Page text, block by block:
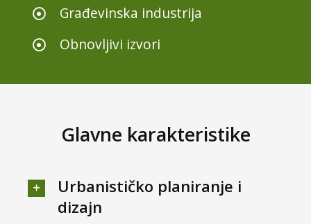
Građevinska industrija
Obnovljivi izvori
Glavne karakteristike
Urbanističko planiranje i
dizajn